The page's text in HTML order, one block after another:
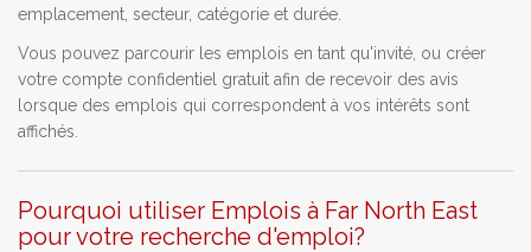
emplacement, secteur, catégorie et durée.
Vous pouvez parcourir les emplois en tant qu'invité, ou créer
votre compte confidentiel gratuit afin de recevoir des avis
lorsque des emplois qui correspondent à vos intérêts sont
affichés.
Pourquoi utiliser Emplois à Far North East
pour votre recherche d'emploi?